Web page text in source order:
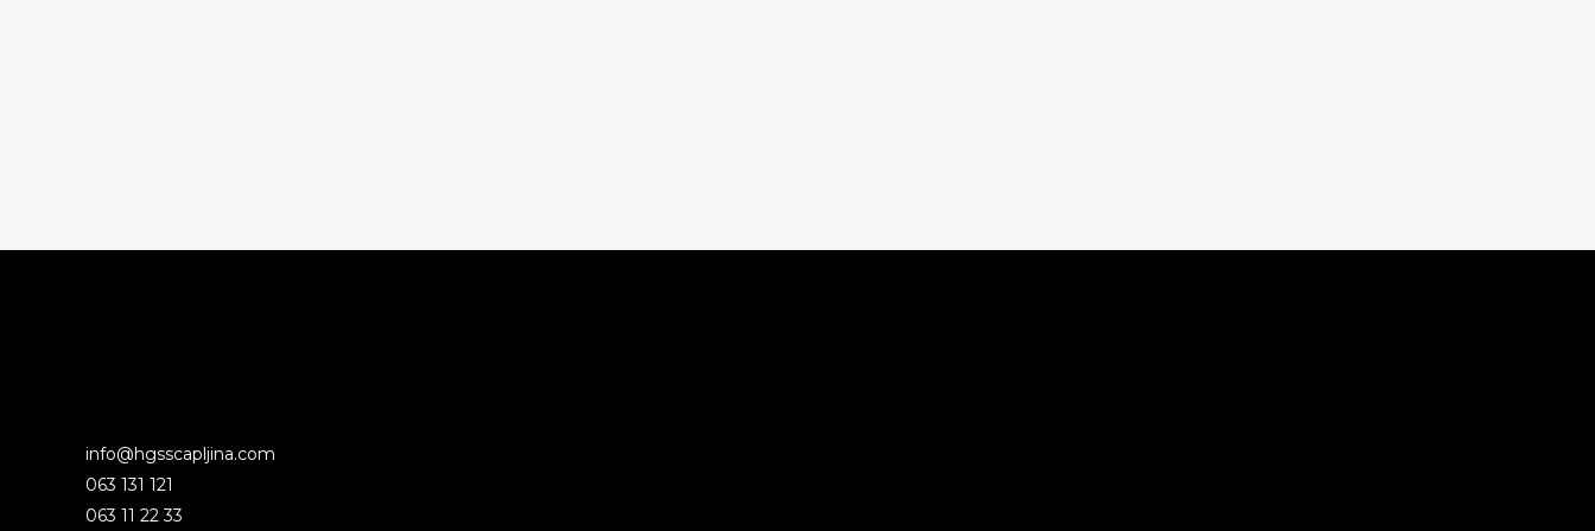
info@hgsscapljina.com
063 131 121
063 11 22 33